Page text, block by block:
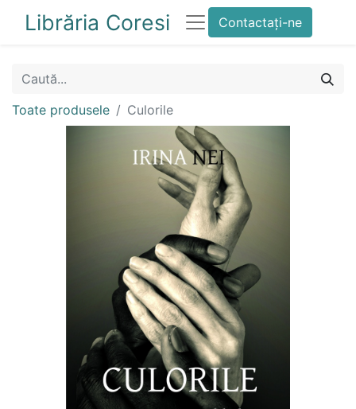
Librăria Coresi Contactați-ne
Toate produsele Culorile